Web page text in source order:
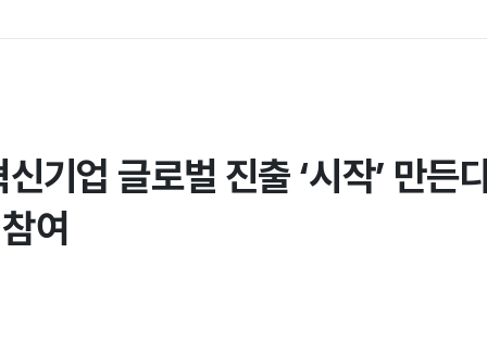
기업 글로벌 진출 ‘시작’ 만
여